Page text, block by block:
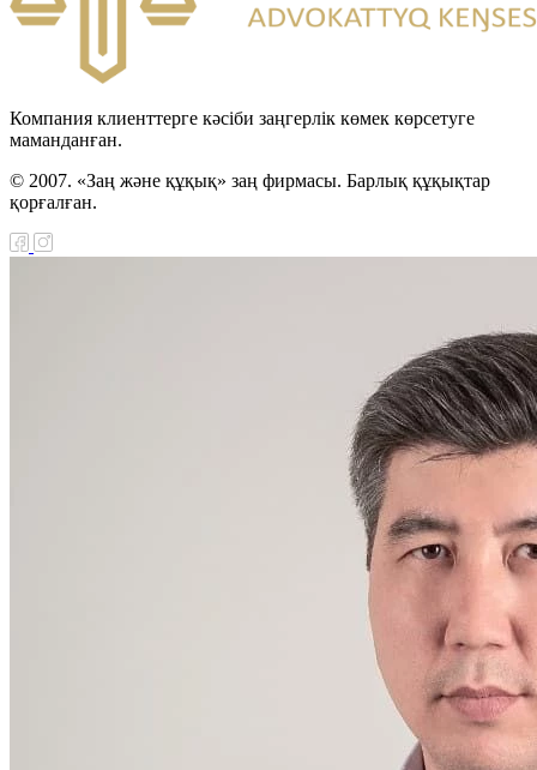
Компания клиенттерге кәсіби заңгерлік көмек көрсетуге
маманданған.
© 2007. «Заң және құқық» заң фирмасы. Барлық құқықтар
қорғалған.